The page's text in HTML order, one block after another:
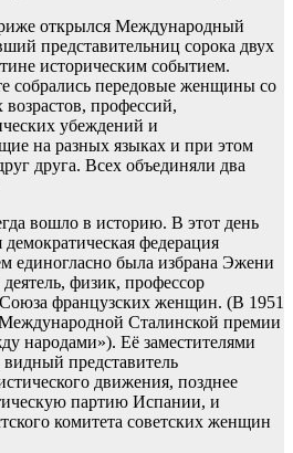
открылся Международный
представительниц сорока двух
историческим событием.
собрались передовые женщины со
профессий,
убеждений и
на разных языках и при этом
друга. Всех объединяли два
вошло в историю. В этот день
федерация
единогласно была избрана Эжени
физик, профессор
французских женщин. (В 1951
Сталинской премии
народами»). Её заместителями
представитель
движения, позднее
партию Испании, и
комитета советских женщин